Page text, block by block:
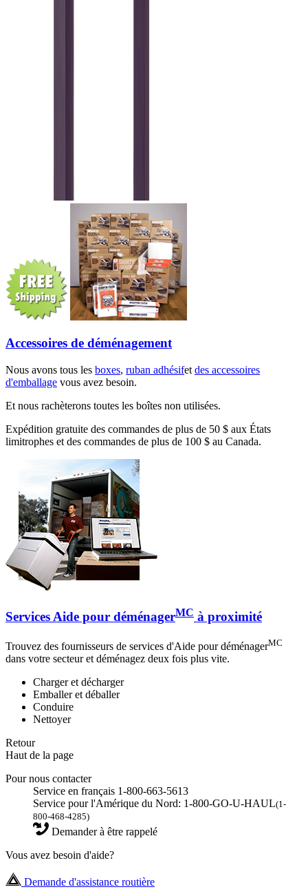
Accessoires de déménagement
Nous avons tous les boxes, ruban adhésifet des accessoires
d'emballage vous avez besoin.
Et nous rachèterons toutes les boîtes non utilisées.
Expédition gratuite des commandes de plus de 50 $ aux États
limitrophes et des commandes de plus de 100 $ au Canada.
Services Aide pour déménagerMC à proximité
Trouvez des fournisseurs de services d'Aide pour déménagerMC
dans votre secteur et déménagez deux fois plus vite.
Charger et décharger
Emballer et déballer
Conduire
Nettoyer
Retour
Haut de la page
Pour nous contacter
Service en français 1-800-663-5613
Service pour l'Amérique du Nord: 1-800-GO-U-HAUL(1-
800-468-4285)
Demander à être rappelé
Vous avez besoin d'aide?
Demande d'assistance routière